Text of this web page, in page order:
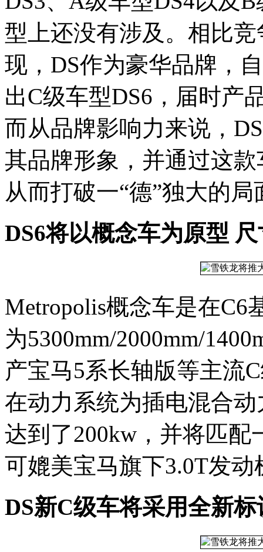
型上还没有涉及。相比
现，DS作为豪华品牌，
出C级车型DS6，届时产
而从品牌影响力来说，
其品牌形象，并通过这
从而打破一“德”独大的局
DS6将以概念车为原型
Metropolis概念车是在C6
为5300mm/2000mm/
产宝马5系长轴版等主流
在动力系统为插电混合
达到了200kw，并将匹配
可媲美宝马旗下3.0T发动
DS新C级车将采用全新标